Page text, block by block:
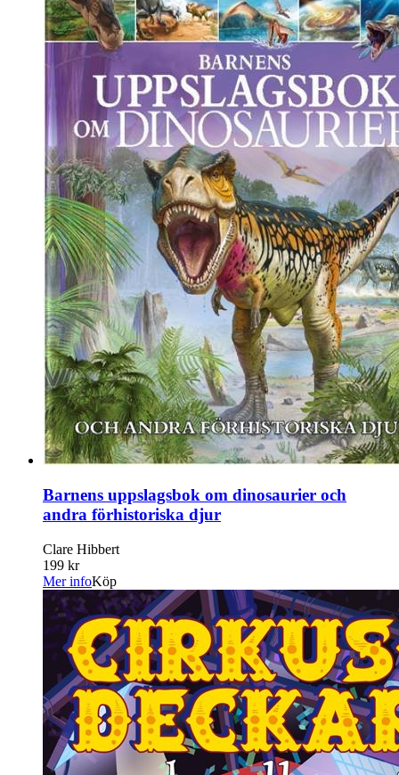
Barnens uppslagsbok om dinosaurier och
andra förhistoriska djur
Clare Hibbert
199 kr
Mer infoKöp